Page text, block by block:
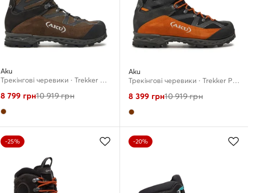
Aku
Трекінгові черевики · Trekker Pro II Gt GORE-TEX 852 · Коричневий
8 799 грн10 919грн
Aku
Трекінгові черевики · Trekker Pro II GTX 852 · Коричневий
8 399 грн10 919грн
-25% -20%